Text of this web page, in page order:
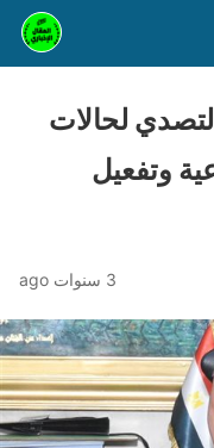
لحالات
وتفعيل
3 سنوات ago